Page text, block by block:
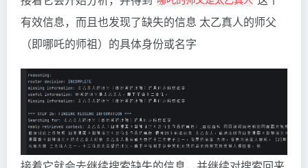
有效信息，而且也发现了缺失的信息 太乙真人的师父
（即哪吒的师祖）的具体身份或名字